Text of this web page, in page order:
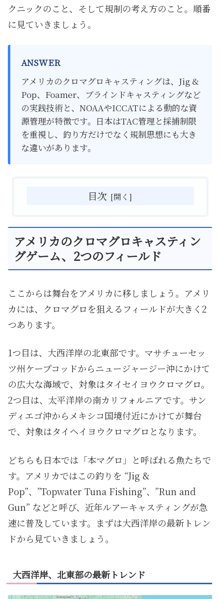
クニックのこと、そして規制の考え方のこと。順番
に見ていきましょう。
ANSWER
アメリカのクロマグロキャスティングは、Jig &
Pop、Foamer、ブラインドキャスティングなど
の実践技術と、NOAAやICCATによる動的な資
源管理が特徴です。日本はTAC管理と採捕制限
を重視し、釣り方だけでなく規制思想にも大き
な違いがあります。
目次
アメリカのクロマグロキャスティン
グゲーム、2つのフィールド
ここからは舞台をアメリカに移しましょう。アメリ
カには、クロマグロを狙えるフィールドが大きく2
つあります。
1つ目は、大西洋岸の北東部です。マサチューセッ
ツ州ケープコッドからニュージャージー沖にかけて
の広大な海域で、対象はタイセイヨウクロマグロ。
2つ目は、太平洋岸の南カリフォルニアです。サン
ディエゴ沖からメキシコ国境付近にかけてが舞台
で、対象はタイヘイヨウクロマグロとなります。
どちらも日本では「本マグロ」と呼ばれる魚たちで
す。アメリカではこの釣りを “Jig &
Pop”、”Topwater Tuna Fishing”、”Run and
Gun” などと呼び、近年ルアーキャスティングが急
速に普及しています。まずは大西洋岸の最新トレン
ドから見ていきましょう。
大西洋岸、北東部の最新トレンド